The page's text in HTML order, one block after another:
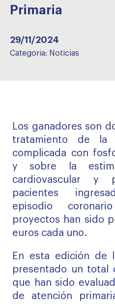
Primaria
29/11/2024
Categoria: Noticias
Los ganadores son
tratamiento de la
complicada con
y sobre la
cardiovascular y
pacientes
episodio
proyectos han sido
euros cada uno.
En esta edición de
presentado un total
que han sido
de atención